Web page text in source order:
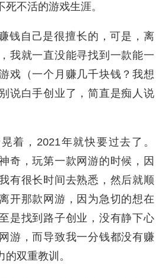
不活的游戏生涯。
钱自己是很擅长的，可是，离
我就一直没能寻找到一款能一
戏（一个月赚几千块钱？我想
说白手创业了，简直是痴人说
着，2021年就快要过去了。
奇，玩第一款网游的时候，因
有很长时间去熟悉，然后就顺
开那款网游，因为急切的想在
是找到路子创业，没有静下心
游，而导致我一分钱都没有赚
双重教训。